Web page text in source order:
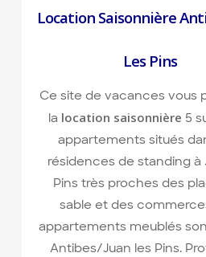
Location Saisonnière
Les Pins
Ce site de vacances vous
la location saisonnière 5
appartements situés
résidences de standing à
Pins très proches des
sable et des
appartements meublés
Antibes/Juan les Pins.